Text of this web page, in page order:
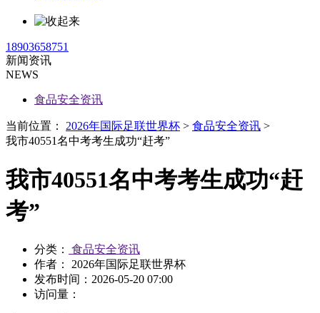
18903658751
新闻资讯
NEWS
食品安全资讯
当前位置： 2026年国际足联世界杯 > 食品安全资讯 >
我市40551名中考考生成功“赶考”
我市40551名中考考生成功“赶
考”
分类：
食品安全资讯
作者： 2026年国际足联世界杯
发布时间： 2026-05-20 07:00
访问量：